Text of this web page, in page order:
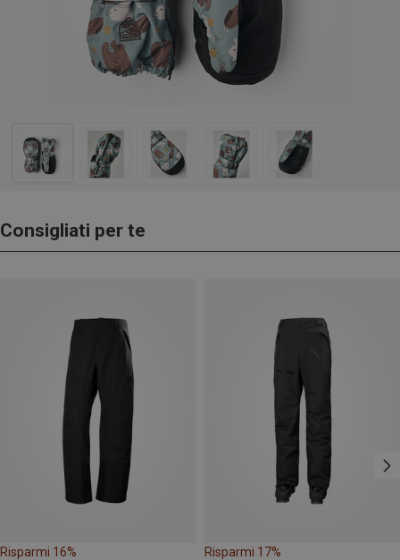
Consigliati per te
Risparmi 16% Risparmi 17%